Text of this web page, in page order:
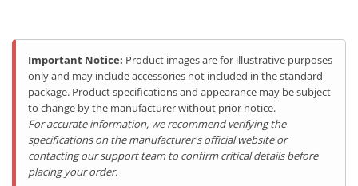
Important Notice: Product images are for illustrative purposes
only and may include accessories not included in the standard
package. Product specifications and appearance may be subject
to change by the manufacturer without prior notice.
For accurate information, we recommend verifying the
specifications on the manufacturer's official website or
contacting our support team to confirm critical details before
placing your order.